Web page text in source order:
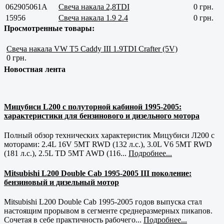
062905061A Свеча накала 2,8TDI
0 грн.
15956
Свеча накала 1.9 2.4
0 грн.
Просмотренные товары:
Свеча накала VW T5 Caddy III 1.9TDI Crafter (5V)
0 грн.
Новостная лента
Мицубиси L200 с полуторной кабиной 1995-2005:
характеристики для бензинового и дизельного мотора
Полный обзор технических характеристик Мицубиси Л200 с
моторами: 2.4L 16V 5MT RWD (132 л.с.), 3.0L V6 5MT RWD
(181 л.с.), 2.5L TD 5MT AWD (116... Подробнее...
Mitsubishi L200 Double Cab 1995-2005 III поколение:
бензиновый и дизельный мотор
Mitsubishi L200 Double Cab 1995-2005 годов выпуска стал
настоящим прорывом в сегменте среднеразмерных пикапов.
Сочетая в себе практичность рабочего... Подробнее...